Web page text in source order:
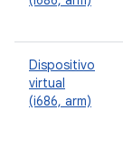
Dispositivo
virtual
(i686, arm)